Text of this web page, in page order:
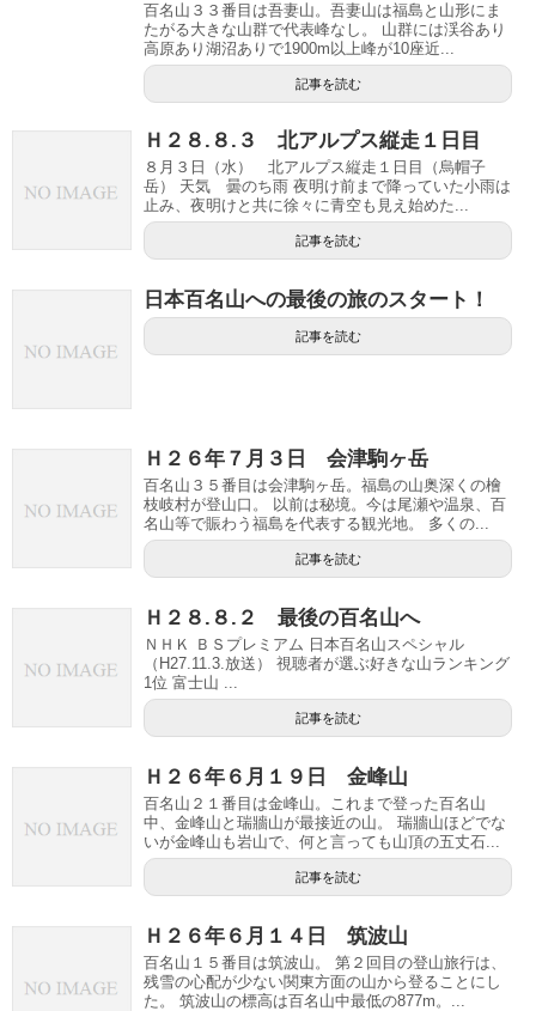
百名山３３番目は吾妻山。吾妻山は福島と山形にま
たがる大きな山群で代表峰なし。 山群には渓谷あり
高原あり湖沼ありで1900m以上峰が10座近...
記事を読む
Ｈ２８.８.３ 北アルプス縦走１日目
８月３日（水） 北アルプス縦走１日目（烏帽子
岳） 天気 曇のち雨 夜明け前まで降っていた小雨は
止み、夜明けと共に徐々に青空も見え始めた...
記事を読む
日本百名山への最後の旅のスタート！
記事を読む
Ｈ２６年７月３日 会津駒ヶ岳
百名山３５番目は会津駒ヶ岳。福島の山奥深くの檜
枝岐村が登山口。 以前は秘境。今は尾瀬や温泉、百
名山等で賑わう福島を代表する観光地。 多くの...
記事を読む
Ｈ２８.８.２ 最後の百名山へ
ＮＨＫ ＢＳプレミアム 日本百名山スペシャル
（H27.11.3.放送） 視聴者が選ぶ好きな山ランキング
1位 富士山 ...
記事を読む
Ｈ２６年６月１９日 金峰山
百名山２１番目は金峰山。これまで登った百名山
中、金峰山と瑞牆山が最接近の山。 瑞牆山ほどでな
いが金峰山も岩山で、何と言っても山頂の五丈石...
記事を読む
Ｈ２６年６月１４日 筑波山
百名山１５番目は筑波山。 第２回目の登山旅行は、
残雪の心配が少ない関東方面の山から登ることにし
た。 筑波山の標高は百名山中最低の877m。...